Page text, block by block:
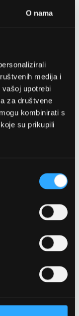
O nama
medija i
upotrebi
za društvene
kombinirati s
su prikupili
1